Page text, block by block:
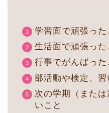
学習面で頑張った
生活面で頑張った
行事でがんばった
部活動や検定、
次の学期（また
いこと